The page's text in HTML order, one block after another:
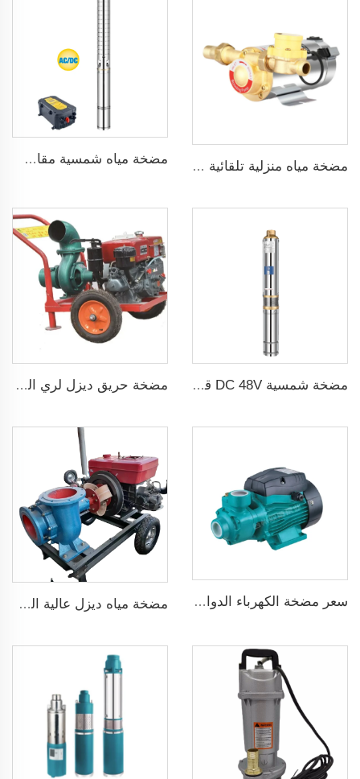
مضخة مياه منزلية تلقائية ضاغطة بضغط 160psi
مضخة مياه شمسية مقاس 3 بوصة ذات شفرة من الفولاذ المقاوم للصدأ لري الزراعة
مضخة شمسية DC 48V قدرة 1 حصان و750W مع منظم MPPT لري الزراعة مضخة حريق ديزل لري الزراعة
سعر مضخة الكهرباء الدوامة المنزلية سلسلة QB قوة 0.37KW 0.5 حصان مضخة محيطيةQB60 مضخة مياه ديزل عالية الضغط متداولة حديثة البيع لري الزراعة